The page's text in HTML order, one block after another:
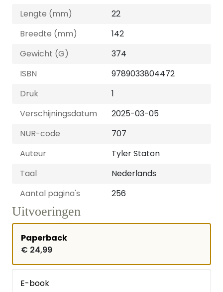
Lengte (mm)
22
Breedte (mm)
142
Gewicht (G)
374
ISBN
9789033804472
Druk
1
Verschijningsdatum
2025-03-05
NUR-code
707
Auteur
Tyler Staton
Taal
Nederlands
Aantal pagina's
256
Uitvoeringen
Paperback
€ 24,99
E-book